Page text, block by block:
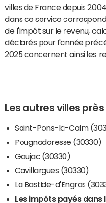
villes de France depuis
dans ce service
de l'impôt sur le revenu,
déclarés pour l'année
2025 concernent ainsi les
Les autres villes près
Saint-Pons-la-Calm
Pougnadoresse (30330)
Gaujac (30330)
Cavillargues (30330)
La Bastide-d'Engras
Les impôts payés dans